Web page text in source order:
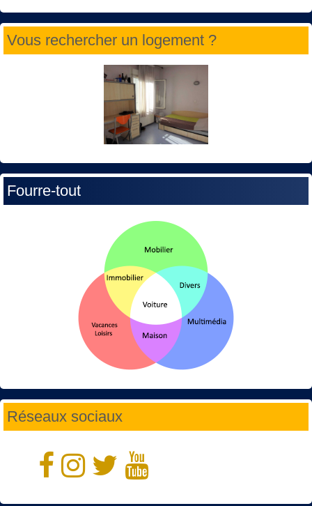
Vous rechercher un logement ?
Fourre-tout
Réseaux sociaux